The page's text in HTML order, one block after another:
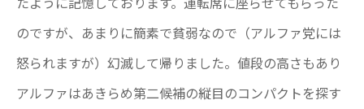
のですが、あまりに簡素で貧弱なので（アルファ党には
怒られますが）幻滅して帰りました。値段の高さもあり
アルファはあきらめ第二候補の縦目のコンパクトを探す